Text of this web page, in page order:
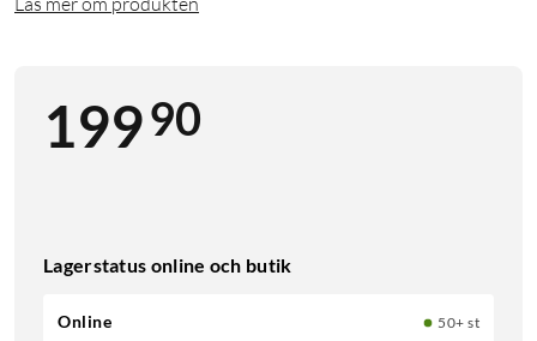
19990
Lagerstatus online och butik
Online
50+ st